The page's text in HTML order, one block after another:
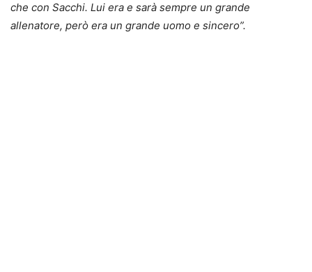
che con Sacchi. Lui era e sarà sempre un grande
allenatore, però era un grande uomo e sincero”.